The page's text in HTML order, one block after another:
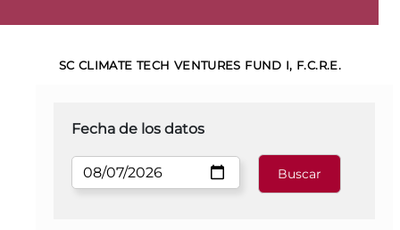
SC CLIMATE TECH VENTURES FUND I, F.C.R.E.
Fecha de los datos